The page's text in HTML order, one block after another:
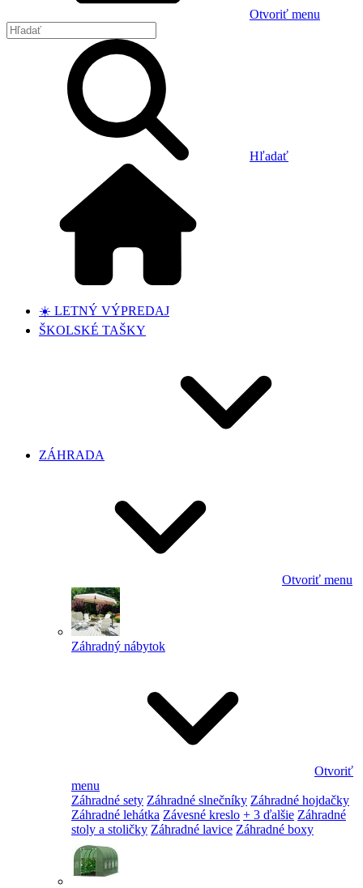
Otvoriť menu
Hľadať
☀️ LETNÝ VÝPREDAJ
ŠKOLSKÉ TAŠKY
ZÁHRADA
Otvoriť menu
Záhradný nábytok
Otvoriť
menu
Záhradné sety Záhradné slnečníky Záhradné hojdačky
Záhradné lehátka Závesné kreslo + 3 ďalšie Záhradné
stoly a stoličky Záhradné lavice Záhradné boxy